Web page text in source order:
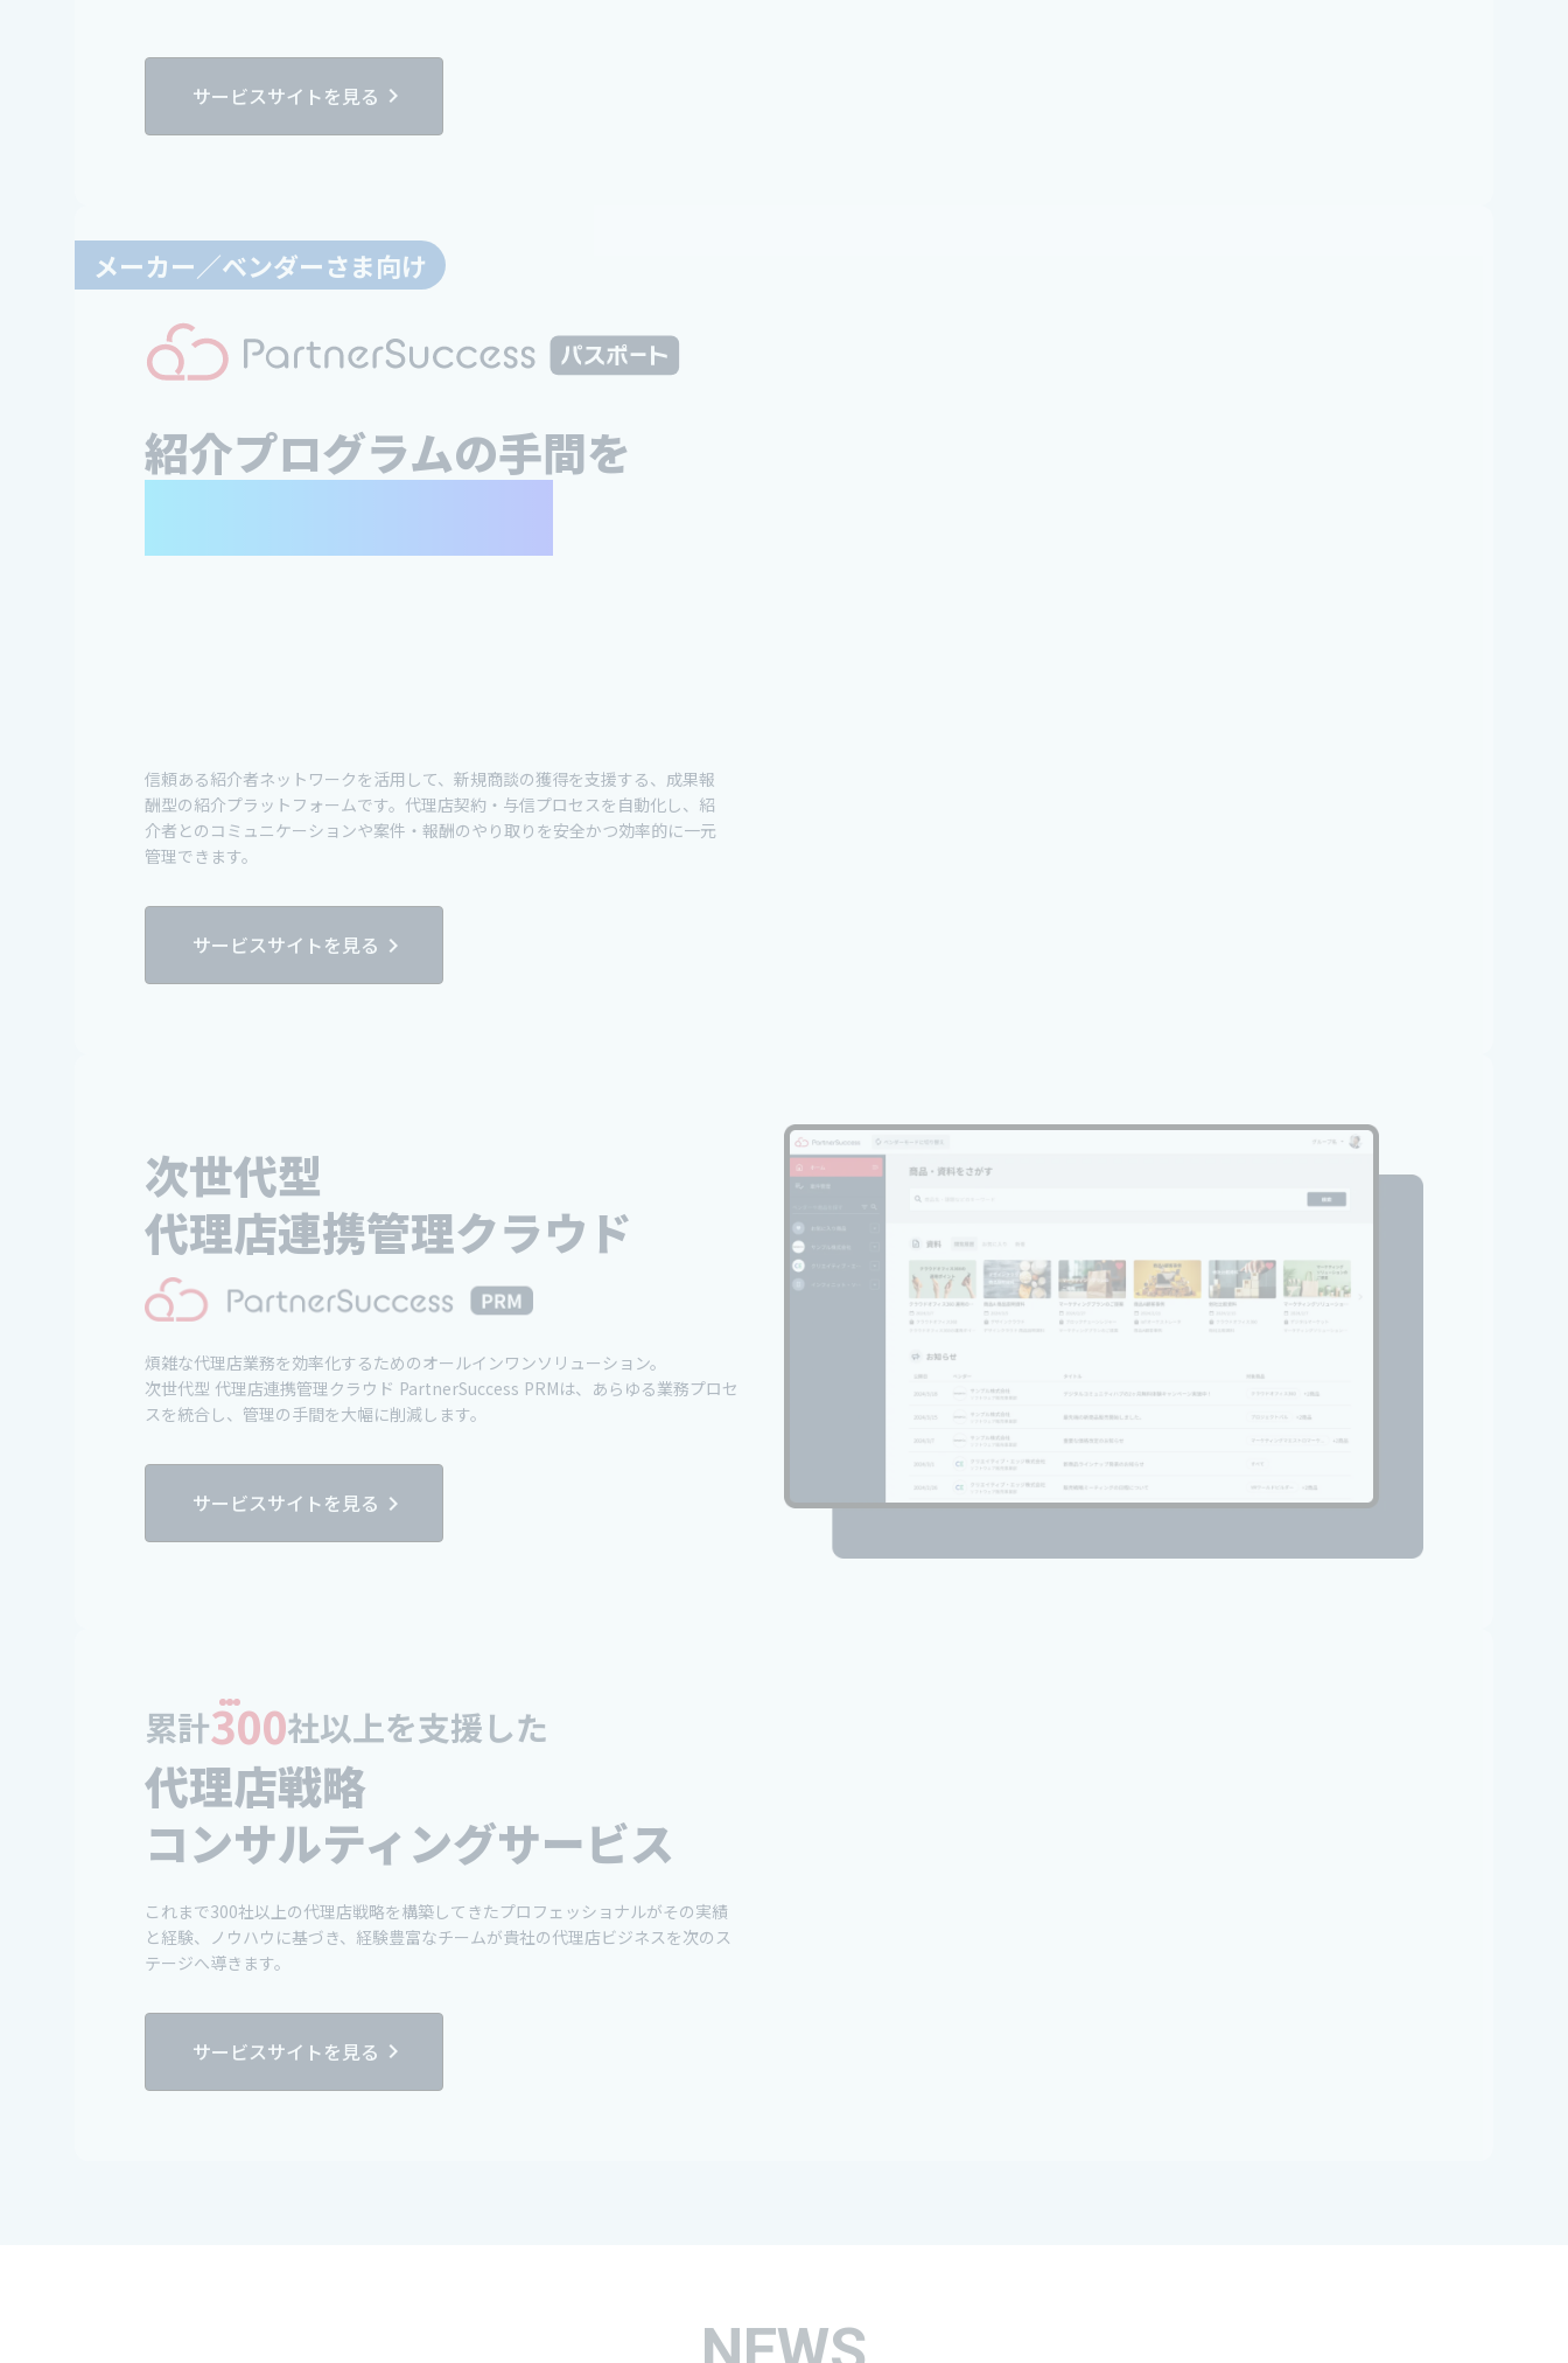
サービスサイトを見る chevron_right
メーカー／ベンダーさま向け
紹介プログラムの手間を
信頼ある紹介者ネットワークを活用して、新規商談の獲得を支援する、成果報
酬型の紹介プラットフォームです。代理店契約・与信プロセスを自動化し、紹
介者とのコミュニケーションや案件・報酬のやり取りを安全かつ効率的に一元
管理できます。
サービスサイトを見る chevron_right
次世代型
代理店連携管理クラウド
煩雑な代理店業務を効率化するためのオールインワンソリューション。
次世代型 代理店連携管理クラウド PartnerSuccess PRMは、あらゆる業務プロセ
スを統合し、管理の手間を大幅に削減します。
サービスサイトを見る chevron_right
累計300社以上を支援した
代理店戦略
コンサルティングサービス
これまで300社以上の代理店戦略を構築してきたプロフェッショナルがその実績
と経験、ノウハウに基づき、経験豊富なチームが貴社の代理店ビジネスを次のス
テージへ導きます。
サービスサイトを見る chevron_right